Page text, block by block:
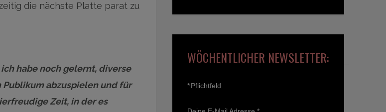
die nächste Platte parat zu
habe noch gelernt, diverse
abzuspielen und für
Zeit, in der es
WÖCHENTLICHER NEWSLETTER:
*Pflichtfeld